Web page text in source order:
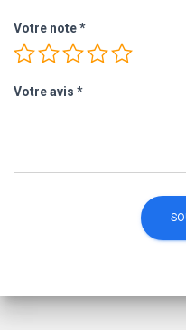
Votre note*
Votre avis *